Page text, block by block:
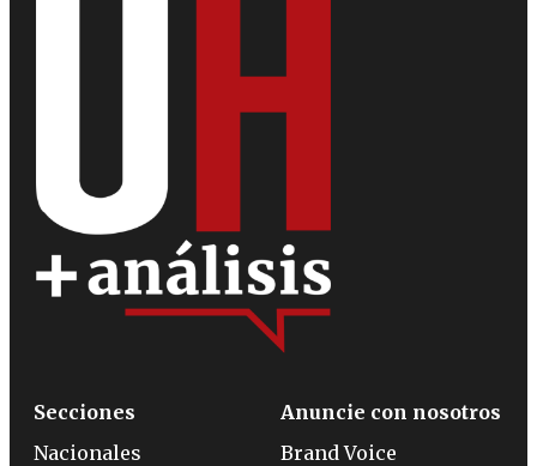
Secciones
Nacionales
Anuncie con nosotros
Brand Voice